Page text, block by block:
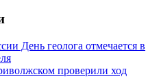
День геолога отмечается в
проверили ход